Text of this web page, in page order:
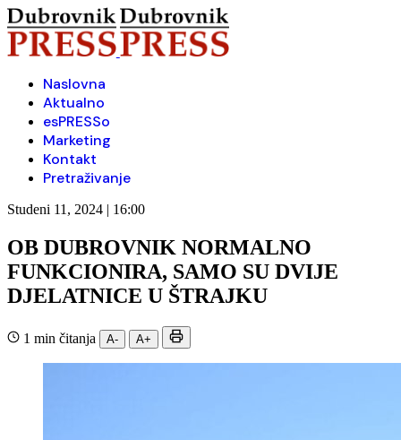
Naslovna
Aktualno
esPRESSo
Marketing
Kontakt
Pretraživanje
Studeni 11, 2024 | 16:00
OB DUBROVNIK NORMALNO
FUNKCIONIRA, SAMO SU DVIJE
DJELATNICE U ŠTRAJKU
1 min čitanja A- A+